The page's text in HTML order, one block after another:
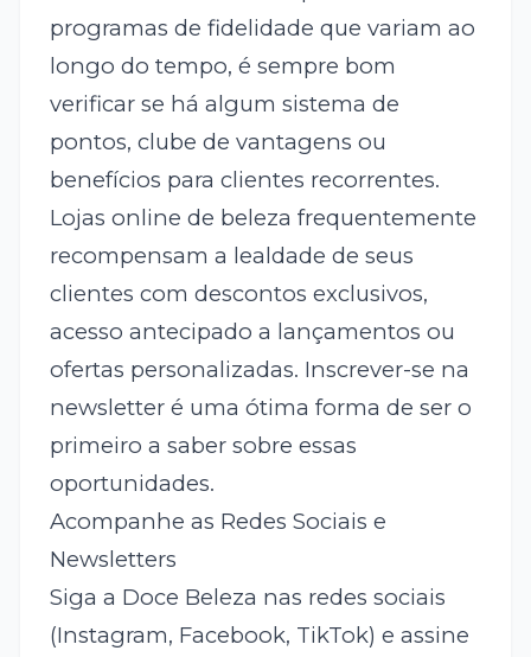
programas de fidelidade que variam ao
longo do tempo, é sempre bom
verificar se há algum sistema de
pontos, clube de vantagens ou
benefícios para clientes recorrentes.
Lojas online de beleza frequentemente
recompensam a lealdade de seus
clientes com descontos exclusivos,
acesso antecipado a lançamentos ou
ofertas personalizadas. Inscrever-se na
newsletter é uma ótima forma de ser o
primeiro a saber sobre essas
oportunidades.
Acompanhe as Redes Sociais e
Newsletters
Siga a Doce Beleza nas redes sociais
(Instagram, Facebook, TikTok) e assine